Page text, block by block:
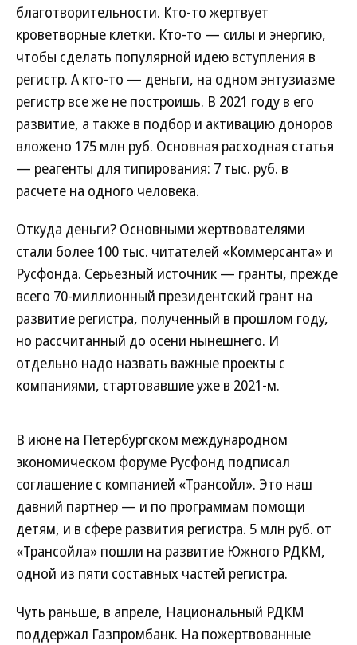
благотворительности. Кто-то жертвует
кроветворные клетки. Кто-то — силы и энергию,
чтобы сделать популярной идею вступления в
регистр. А кто-то — деньги, на одном энтузиазме
регистр все же не построишь. В 2021 году в его
развитие, а также в подбор и активацию доноров
вложено 175 млн руб. Основная расходная статья
— реагенты для типирования: 7 тыс. руб. в
расчете на одного человека.
Откуда деньги? Основными жертвователями
стали более 100 тыс. читателей «Коммерсанта» и
Русфонда. Серьезный источник — гранты, прежде
всего 70-миллионный президентский грант на
развитие регистра, полученный в прошлом году,
но рассчитанный до осени нынешнего. И
отдельно надо назвать важные проекты с
компаниями, стартовавшие уже в 2021-м.
В июне на Петербургском международном
экономическом форуме Русфонд подписал
соглашение с компанией «Трансойл». Это наш
давний партнер — и по программам помощи
детям, и в сфере развития регистра. 5 млн руб. от
«Трансойла» пошли на развитие Южного РДКМ,
одной из пяти составных частей регистра.
Чуть раньше, в апреле, Национальный РДКМ
поддержал Газпромбанк. На пожертвованные